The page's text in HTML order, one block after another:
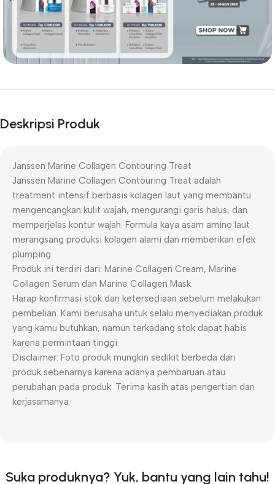
Deskripsi Produk
Janssen Marine Collagen Contouring Treat
Janssen Marine Collagen Contouring Treat adalah
treatment intensif berbasis kolagen laut yang membantu
mengencangkan kulit wajah, mengurangi garis halus, dan
memperjelas kontur wajah. Formula kaya asam amino laut
merangsang produksi kolagen alami dan memberikan efek
plumping.
Produk ini terdiri dari: Marine Collagen Cream, Marine
Collagen Serum dan Marine Collagen Mask.
Harap konfirmasi stok dan ketersediaan sebelum melakukan
pembelian. Kami berusaha untuk selalu menyediakan produk
yang kamu butuhkan, namun terkadang stok dapat habis
karena permintaan tinggi.
Disclaimer: Foto produk mungkin sedikit berbeda dari
produk sebenarnya karena adanya pembaruan atau
perubahan pada produk. Terima kasih atas pengertian dan
kerjasamanya.
Suka produknya? Yuk, bantu yang lain tahu!